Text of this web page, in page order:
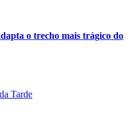
o trecho mais trágico do
Tarde